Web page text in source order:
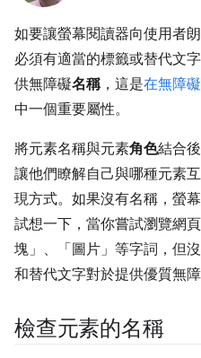
如要讓螢幕閱讀器向使用者
必須有適當的標籤或替代文
供無障礙名稱，這是在無障
中一個重要屬性。
將元素名稱與元素角色結合
讓他們瞭解自己與哪種元素
現方式。如果沒有名稱，螢
試想一下，當你嘗試瀏覽網
塊」、「圖片」等字詞，但
和替代文字對於提供優質無障
檢查元素的名稱